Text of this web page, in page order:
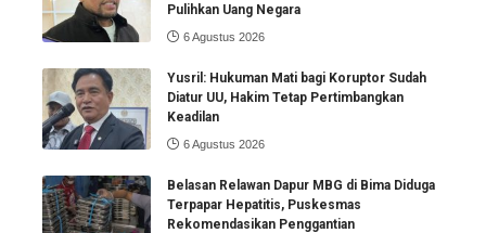
Pulihkan Uang Negara
6 Agustus 2026
Yusril: Hukuman Mati bagi Koruptor Sudah
Diatur UU, Hakim Tetap Pertimbangkan
Keadilan
6 Agustus 2026
Belasan Relawan Dapur MBG di Bima Diduga
Terpapar Hepatitis, Puskesmas
Rekomendasikan Penggantian